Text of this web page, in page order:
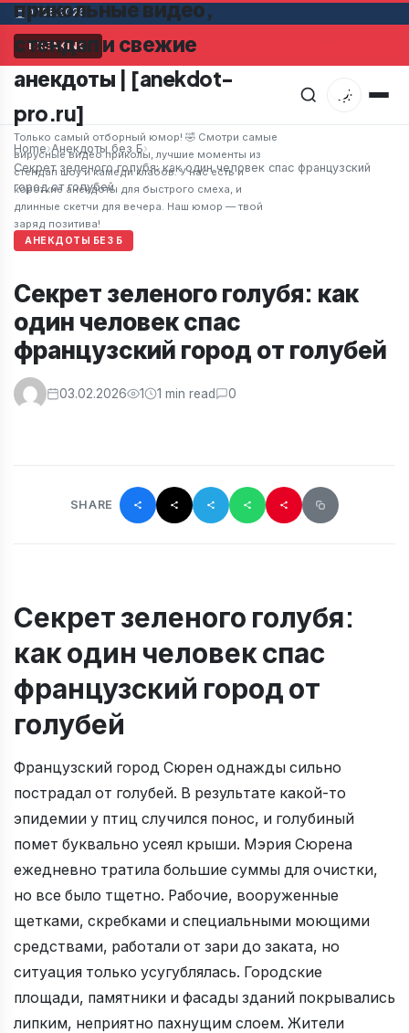
07.08.2026
BREAKINGМужчина в супермаркете заметил привлекательную
прикольные видео,
стендап и свежие
анекдоты | [anekdot-
pro.ru]
Только самый отборный юмор! 🤣 Смотри самые
вирусные видео приколы, лучшие моменты из
стендап шоу и камеди клабов. У нас есть и
короткие анекдоты для быстрого смеха, и
длинные скетчи для вечера. Наш юмор — твой
заряд позитива!
Home›Анекдоты без Б›
Секрет зеленого голубя: как один человек спас французский
город от голубей
АНЕКДОТЫ БЕЗ Б
Секрет зеленого голубя: как
один человек спас
французский город от голубей
03.02.2026 1 1 min read 0
SHARE
Секрет зеленого голубя:
как один человек спас
французский город от
голубей
Французский город Сюрен однажды сильно
пострадал от голубей. В результате какой-то
эпидемии у птиц случился понос, и голубиный
помет буквально усеял крыши. Мэрия Сюрена
ежедневно тратила большие суммы для очистки,
но все было тщетно. Рабочие, вооруженные
щетками, скребками и специальными моющими
средствами, работали от зари до заката, но
ситуация только усугублялась. Городские
площади, памятники и фасады зданий покрывались
липким, неприятно пахнущим слоем. Жители